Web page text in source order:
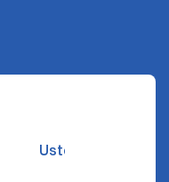
Ustozlar suhbatin